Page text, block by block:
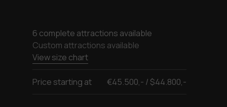
6 complete attractions available
Custom attractions available
View size chart
Price starting at €45.500,- / $44.800,-